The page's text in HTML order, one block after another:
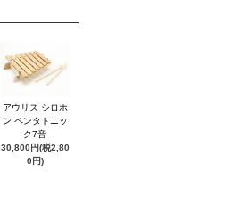
アウリス シロホ
ン ペンタトニッ
ク7音
30,800円(税2,80
0円)